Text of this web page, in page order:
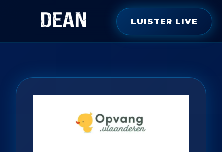
LUISTER LIVE